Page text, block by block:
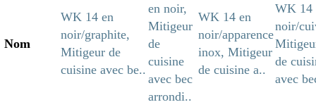
Nom
WK 14 en
noir/graphite,
Mitigeur de
cuisine avec be..
en noir,
Mitigeur
de
cuisine
avec bec
arrondi..
WK 14 en
noir/apparence
inox, Mitigeur
de cuisine a..
WK 14
noir/
de
avec